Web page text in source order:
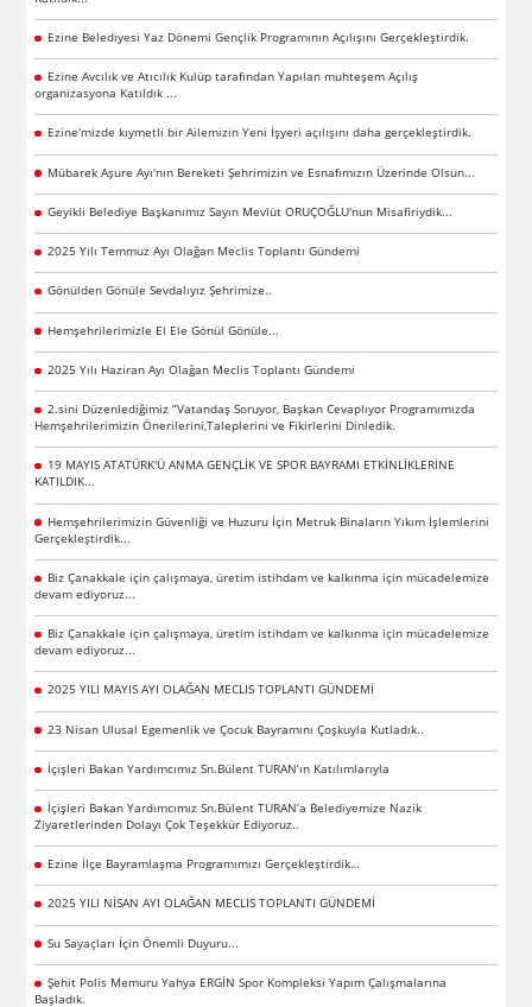
Ezine Belediyesi Yaz Dönemi Gençlik Programının Açılışını Gerçekleştirdik.
Ezine Avcılık ve Atıcılık Kulüp tarafından Yapılan muhteşem Açılış
organizasyona Katıldık ...
Ezine'mizde kıymetli bir Ailemizin Yeni İşyeri açılışını daha gerçekleştirdik.
Mübarek Aşure Ayı'nın Bereketi Şehrimizin ve Esnafımızın Üzerinde Olsun...
Geyikli Belediye Başkanımız Sayın Mevlüt ORUÇOĞLU'nun Misafiriydik...
2025 Yılı Temmuz Ayı Olağan Meclis Toplantı Gündemi
Gönülden Gönüle Sevdalıyız Şehrimize..
Hemşehrilerimizle El Ele Gönül Gönüle...
2025 Yılı Haziran Ayı Olağan Meclis Toplantı Gündemi
2.sini Düzenlediğimiz “Vatandaş Soruyor, Başkan Cevaplıyor Programımızda
Hemşehrilerimizin Önerilerini,Taleplerini ve Fikirlerini Dinledik.
19 MAYIS ATATÜRK'Ü ANMA GENÇLİK VE SPOR BAYRAMI ETKİNLİKLERİNE
KATILDIK...
Hemşehrilerimizin Güvenliği ve Huzuru İçin Metruk Binaların Yıkım İşlemlerini
Gerçekleştirdik...
Biz Çanakkale için çalışmaya, üretim istihdam ve kalkınma için mücadelemize
devam ediyoruz...
Biz Çanakkale için çalışmaya, üretim istihdam ve kalkınma için mücadelemize
devam ediyoruz...
2025 YILI MAYIS AYI OLAĞAN MECLIS TOPLANTI GÜNDEMİ
23 Nisan Ulusal Egemenlik ve Çocuk Bayramını Çoşkuyla Kutladık..
İçişleri Bakan Yardımcımız Sn.Bülent TURAN’ın Katılımlarıyla
İçişleri Bakan Yardımcımız Sn.Bülent TURAN’a Belediyemize Nazik
Ziyaretlerinden Dolayı Çok Teşekkür Ediyoruz..
Ezine İlçe Bayramlaşma Programımızı Gerçekleştirdik…
2025 YILI NİSAN AYI OLAĞAN MECLIS TOPLANTI GÜNDEMİ
Su Sayaçları İçin Önemli Duyuru...
Şehit Polis Memuru Yahya ERGİN Spor Kompleksi Yapım Çalışmalarına
Başladık.